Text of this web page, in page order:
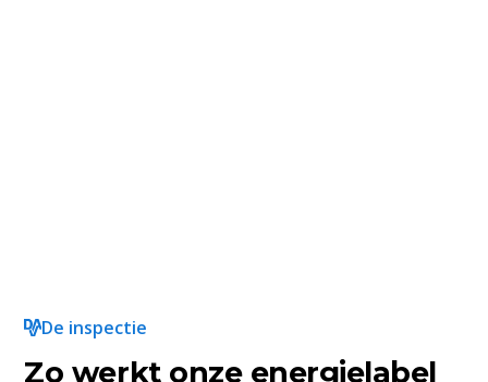
De inspectie
Zo werkt onze energielabel